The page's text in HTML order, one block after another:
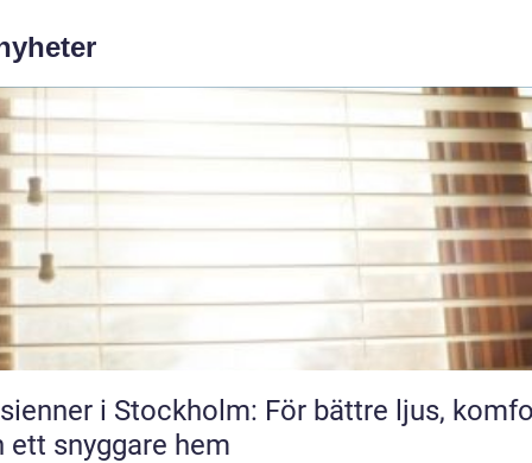
i Stockholm: För bättre ljus,
ett snyggare hem